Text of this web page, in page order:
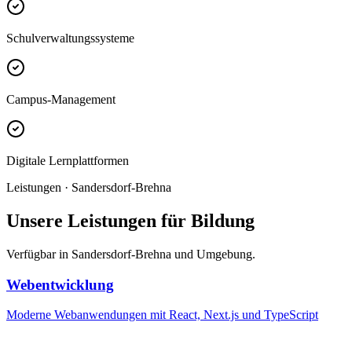
Schulverwaltungssysteme
Campus-Management
Digitale Lernplattformen
Leistungen · Sandersdorf-Brehna
Unsere Leistungen für Bildung
Verfügbar in Sandersdorf-Brehna und Umgebung.
Webentwicklung
Moderne Webanwendungen mit React, Next.js und TypeScript